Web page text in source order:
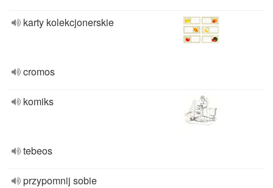
karty kolekcjonerskie
cromos
komiks
tebeos
przypomnij sobie